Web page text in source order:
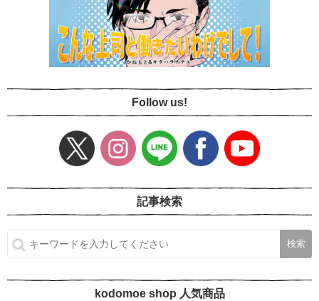
Follow us!
記事検索
kodomoe shop 人気商品